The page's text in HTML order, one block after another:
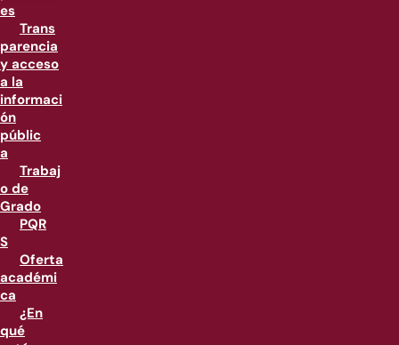
es
Trans
parencia
y acceso
a la
informaci
ón
públic
a
Trabaj
o de
Grado
PQR
S
Oferta
académi
ca
¿En
qué